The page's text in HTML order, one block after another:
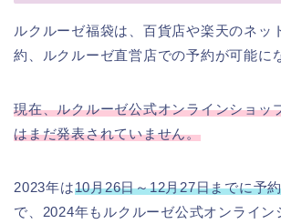
ルクルーゼ福袋は、百貨店や楽天のネッ
約、ルクルーゼ直営店での予約が可能に
現在、ルクルーゼ公式オンラインショッ
はまだ発表されていません。
2023年は10月26日～12月27日までに予
で、2024年もルクルーゼ公式オンライン